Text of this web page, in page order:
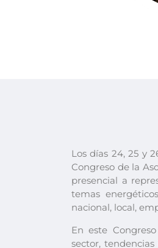
Los días 24, 25 y
Congreso de la
presencial a
temas
nacional, local,
En este
sector,